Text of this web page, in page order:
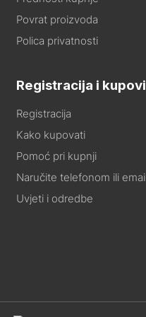
Povrat proizvoda
Polica privatnosti
Registracija i
Registracija
Kako kupovati
Pomoć pri kupnji
Naručite telefonom ili
Uvjeti i odredbe